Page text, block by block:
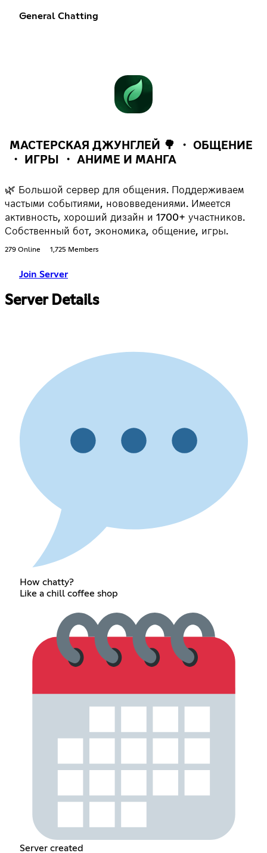
General Chatting
МАСТЕРСКАЯ ДЖУНГЛЕЙ 🌳 ・ ОБЩЕНИЕ
・ ИГРЫ ・ АНИМЕ И МАНГА
🌿 Большой сервер для общения. Поддерживаем
частыми событиями, нововведениями. Имеется
активность, хороший дизайн и 1700+ участников.
Собственный бот, экономика, общение, игры.
279 Online 1,725 Members
Join Server
Server Details
How chatty?
Like a chill coffee shop
Server created